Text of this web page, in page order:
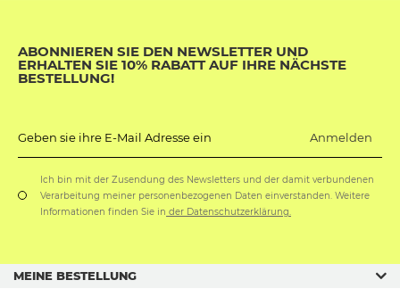
ABONNIEREN SIE DEN NEWSLETTER UND
ERHALTEN SIE 10% RABATT AUF IHRE NÄCHSTE
BESTELLUNG!
Geben sie ihre E-Mail Adresse ein Anmelden
Ich bin mit der Zusendung des Newsletters und der damit verbundenen
Verarbeitung meiner personenbezogenen Daten einverstanden. Weitere
Informationen finden Sie in der Datenschutzerklärung.
MEINE BESTELLUNG